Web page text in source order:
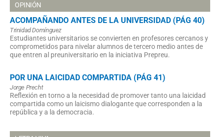
OPINIÓN
ACOMPAÑANDO ANTES DE LA UNIVERSIDAD (PÁG 40)
Trinidad Domínguez
Estudiantes universitarios se convierten en profesores cercanos y
comprometidos para nivelar alumnos de tercero medio antes de
que entren al preuniversitario en la iniciativa Prepreu.
POR UNA LAICIDAD COMPARTIDA (PÁG 41)
Jorge Precht
Reflexión en torno a la necesidad de promover tanto una laicidad
compartida como un laicismo dialogante que corresponden a la
república y a la democracia.